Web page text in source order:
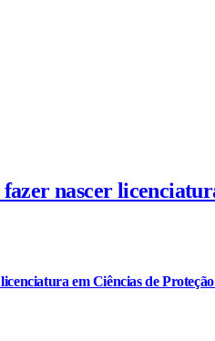
nascer
em Ciências de